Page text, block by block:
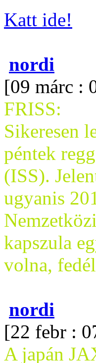
Katt ide!
nordi
[09 márc :
FRISS:
Sikeresen
péntek
(ISS).
ugyanis
kapszula
volna,
nordi
[22 febr :
A japán